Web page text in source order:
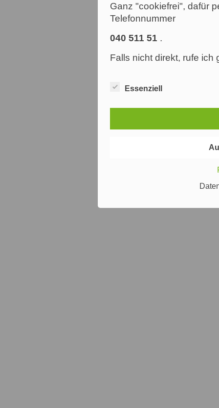
Ganz "cookiefrei", dafür
Telefonnummer
040 511 51 .
Falls nicht direkt, rufe ich
Essenziell